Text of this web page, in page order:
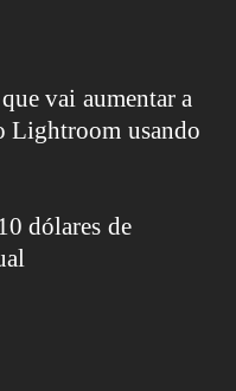
vai aumentar a
Lightroom usando
dólares de